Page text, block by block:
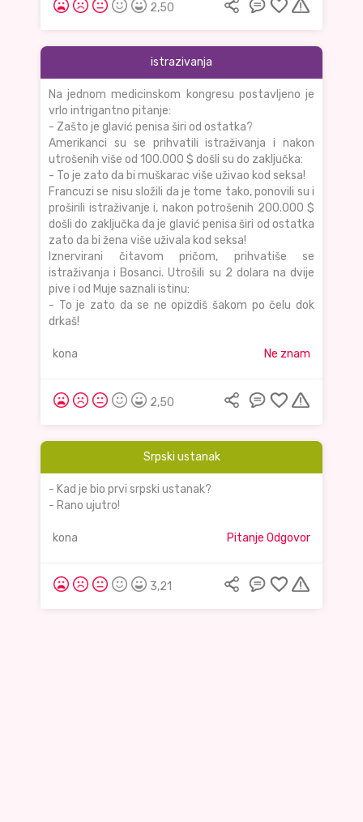
2,50
istrazivanja
Na jednom medicinskom kongresu postavljeno je
vrlo intrigantno pitanje:
- Zašto je glavić penisa širi od ostatka?
Amerikanci su se prihvatili istraživanja i nakon
utrošenih više od 100.000 $ došli su do zaključka:
- To je zato da bi muškarac više uživao kod seksa!
Francuzi se nisu složili da je tome tako, ponovili su i
proširili istraživanje i, nakon potrošenih 200.000 $
došli do zaključka da je glavić penisa širi od ostatka
zato da bi žena više uživala kod seksa!
Iznervirani čitavom pričom, prihvatiše se
istraživanja i Bosanci. Utrošili su 2 dolara na dvije
pive i od Muje saznali istinu:
- To je zato da se ne opizdiš šakom po čelu dok
drkaš!
kona Ne znam
2,50
Srpski ustanak
- Kad je bio prvi srpski ustanak?
- Rano ujutro!
kona Pitanje Odgovor
3,21